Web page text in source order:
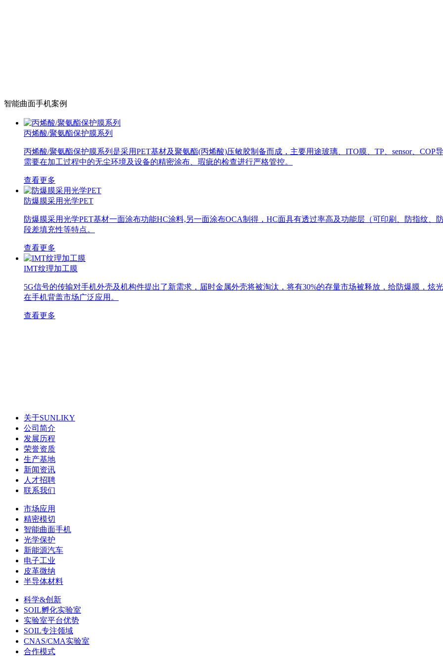
智能曲面手机案例
丙烯酸/聚氨酯保护膜系列
丙烯酸/聚氨酯保护膜系列是采用PET基材及聚氨酯(丙烯酸)压敏胶制备而成，主要用途玻璃、ITO膜、TP、sensor、
需要在加工过程中的无尘环境及设备的精密涂布、瑕疵的检查进行严格管控。
查看更多
防爆膜采用光学PET
防爆膜采用光学PET基材一面涂布功能HC涂料,另一面涂布OCA制得，HC面具有透过率高及功能层（可印刷、防指纹
段差填充性等特点。
查看更多
IMT纹理加工膜
5G信号的传输对手机外壳及机构件提出了新需求，届时金属外壳将被淘汰，将有30%的存量市场被释放，给防爆膜，
在手机背盖市场广泛应用。
查看更多
关于SUNLIKY
公司简介
发展历程
荣誉资质
生产基地
新闻资讯
人才招聘
联系我们
市场应用
精密模切
智能曲面手机
光学保护
新能源汽车
电子工业
皮革微纳
半导体材料
科学&创新
SOIL孵化实验室
实验室平台优势
SOIL专注领域
CNAS/CMA实验室
合作模式